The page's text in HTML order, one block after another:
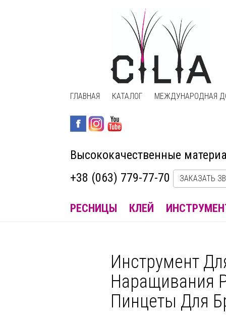
ГЛАВНАЯ КАТАЛОГ МЕЖДУНАРОДНАЯ
Высококачественные
+38 (063) 779-77-70
ЗАКАЗАТЬ
РЕСНИЦЫ КЛЕЙ
Инструмент
Наращивания
Пинцеты Для